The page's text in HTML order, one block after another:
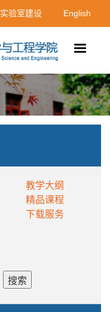
实验室建设 English
教学大纲
精品课程
下载服务